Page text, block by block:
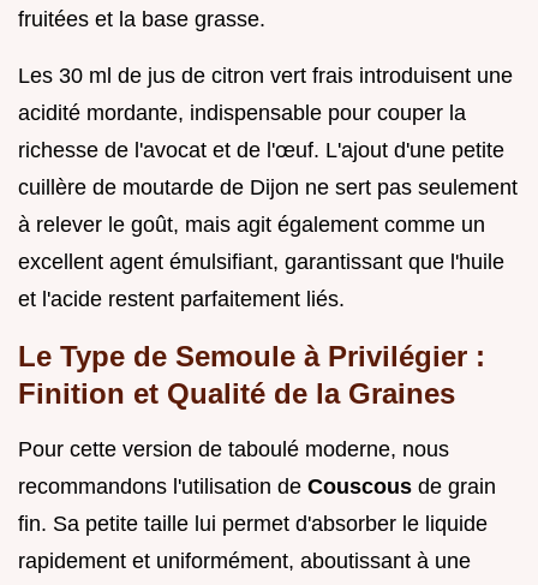
fruitées et la base grasse.
Les 30 ml de jus de citron vert frais introduisent une
acidité mordante, indispensable pour couper la
richesse de l'avocat et de l'œuf. L'ajout d'une petite
cuillère de moutarde de Dijon ne sert pas seulement
à relever le goût, mais agit également comme un
excellent agent émulsifiant, garantissant que l'huile
et l'acide restent parfaitement liés.
Le Type de Semoule à Privilégier :
Finition et Qualité de la Graines
Pour cette version de taboulé moderne, nous
recommandons l'utilisation de Couscous de grain
fin. Sa petite taille lui permet d'absorber le liquide
rapidement et uniformément, aboutissant à une